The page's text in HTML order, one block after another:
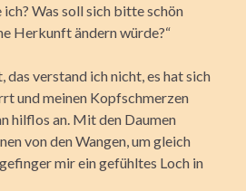
ich? Was soll sich bitte schön
Herkunft ändern würde?“
das verstand ich nicht, es hat sich
und meinen Kopfschmerzen
hilflos an. Mit den Daumen
von den Wangen, um gleich
mir ein gefühltes Loch in